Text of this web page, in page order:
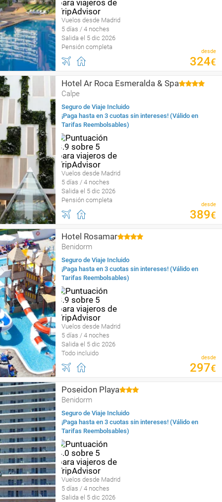
Vuelos desde Madrid
5 días / 4 noches
Salida el 5 dic 2026
Pensión completa
desde
324€
Hotel Ar Roca Esmeralda & Spa
Calpe
Seguro de Viaje Incluido
¡Paga hasta en 3 cuotas sin intereses! (Válido en
Tarifas Reembolsables)
Vuelos desde Madrid
5 días / 4 noches
Salida el 5 dic 2026
Pensión completa
desde
389€
Hotel Rosamar
Benidorm
Seguro de Viaje Incluido
¡Paga hasta en 3 cuotas sin intereses! (Válido en
Tarifas Reembolsables)
Vuelos desde Madrid
5 días / 4 noches
Salida el 5 dic 2026
Todo incluido
desde
297€
Poseidon Playa
Benidorm
Seguro de Viaje Incluido
¡Paga hasta en 3 cuotas sin intereses! (Válido en
Tarifas Reembolsables)
Vuelos desde Madrid
5 días / 4 noches
Salida el 5 dic 2026